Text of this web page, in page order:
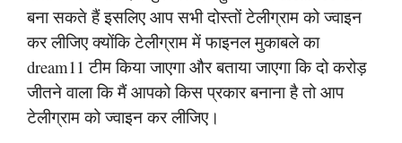
बना सकते हैं इसलिए आप सभी दोस्तों टेलीग्राम को ज्वाइन
कर लीजिए क्योंकि टेलीग्राम में फाइनल मुकाबले का
dream11 टीम किया जाएगा और बताया जाएगा कि दो करोड़
जीतने वाला कि मैं आपको किस प्रकार बनाना है तो आप
टेलीग्राम को ज्वाइन कर लीजिए।